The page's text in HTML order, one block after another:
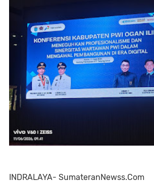
INDRALAYA- SumateranNewss.Com